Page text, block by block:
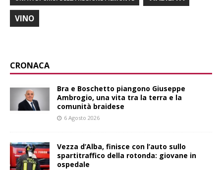
VINO
CRONACA
Bra e Boschetto piangono Giuseppe
Ambrogio, una vita tra la terra e la
comunità braidese
6 Agosto 2026
Vezza d’Alba, finisce con l’auto sullo
spartitraffico della rotonda: giovane in
ospedale